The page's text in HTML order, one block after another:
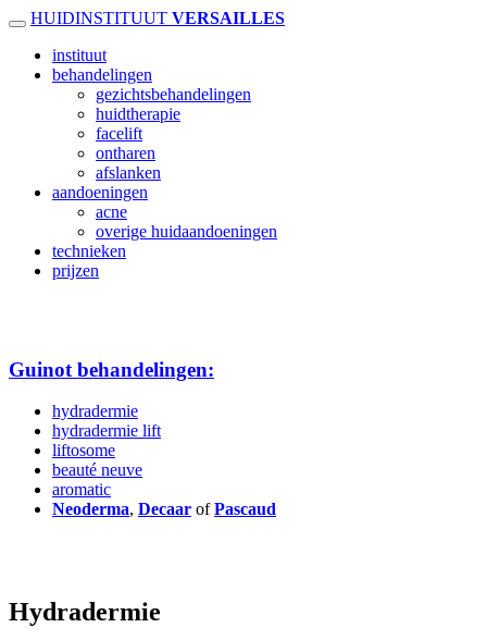
HUIDINSTITUUT VERSAILLES
instituut
behandelingen
gezichtsbehandelingen
huidtherapie
facelift
ontharen
afslanken
aandoeningen
acne
overige huidaandoeningen
technieken
prijzen
Guinot behandelingen:
hydradermie
hydradermie lift
liftosome
beauté neuve
aromatic
Neoderma, Decaar ofPascaud
Hydradermie